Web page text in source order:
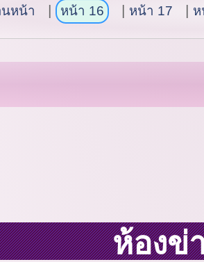
หน้า หน้า 16 หน้า 17 ห
ห้องข่